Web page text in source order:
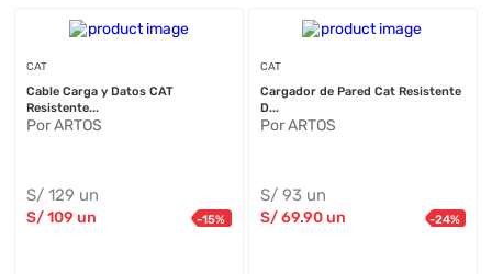
CAT
Cable Carga y Datos CAT
Resistente...
Por ARTOS
S/129 un
S/109 un -15%
CAT
Cargador de Pared Cat Resistente
D...
Por ARTOS
S/ 93 un
S/69.90un -24%